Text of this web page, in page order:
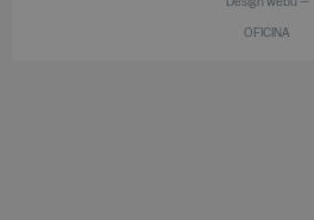
OFICINA